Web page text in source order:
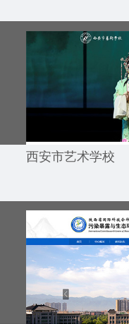
西安市艺术学校